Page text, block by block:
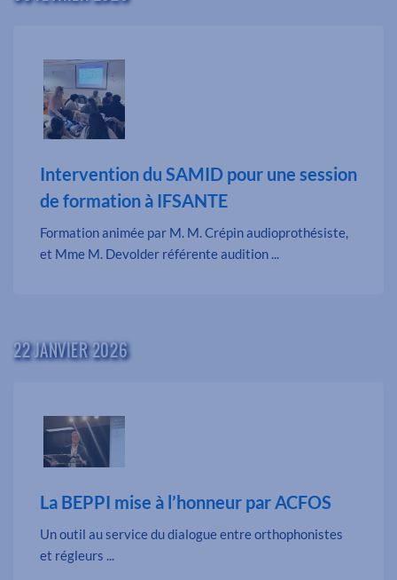
Intervention du SAMID pour une session
de formation à IFSANTE
Formation animée par M. M. Crépin audioprothésiste,
et Mme M. Devolder référente audition ...
22 JANVIER 2026
La BEPPI mise à l’honneur par ACFOS
Un outil au service du dialogue entre orthophonistes
et régleurs ...